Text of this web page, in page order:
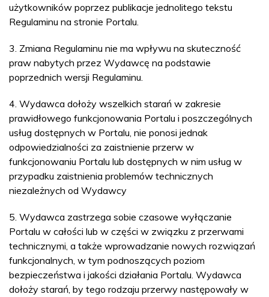
użytkowników poprzez publikacje jednolitego tekstu
Regulaminu na stronie Portalu.
3. Zmiana Regulaminu nie ma wpływu na skuteczność
praw nabytych przez Wydawcę na podstawie
poprzednich wersji Regulaminu.
4. Wydawca dołoży wszelkich starań w zakresie
prawidłowego funkcjonowania Portalu i poszczególnych
usług dostępnych w Portalu, nie ponosi jednak
odpowiedzialności za zaistnienie przerw w
funkcjonowaniu Portalu lub dostępnych w nim usług w
przypadku zaistnienia problemów technicznych
niezależnych od Wydawcy
5. Wydawca zastrzega sobie czasowe wyłączanie
Portalu w całości lub w części w związku z przerwami
technicznymi, a także wprowadzanie nowych rozwiązań
funkcjonalnych, w tym podnoszących poziom
bezpieczeństwa i jakości działania Portalu. Wydawca
dołoży starań, by tego rodzaju przerwy następowały w